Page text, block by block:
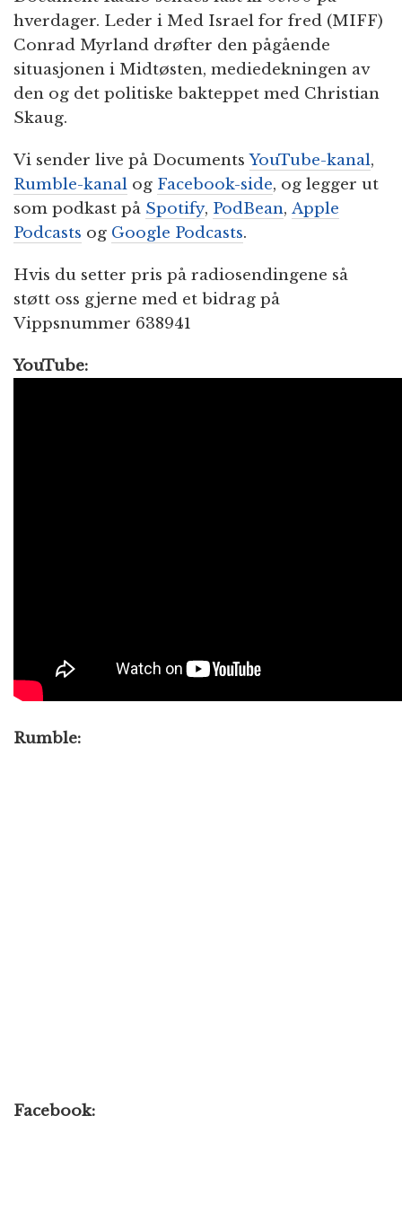
hverdager. Leder i Med Israel for fred (MIFF)
Conrad Myrland drøfter den pågående
situasjonen i Midtøsten, mediedekningen av
den og det politiske bakteppet med Christian
Skaug.
Vi sender live på DocumentsYouTube-kanal,
Rumble-kanal og Facebook-side, og legger ut
som podkast på Spotify, PodBean, Apple
Podcasts og Google Podcasts.
Hvis du setter pris på radiosendingene så
støtt oss gjerne med et bidrag på
Vippsnummer 638941
YouTube:
Rumble:
Facebook: